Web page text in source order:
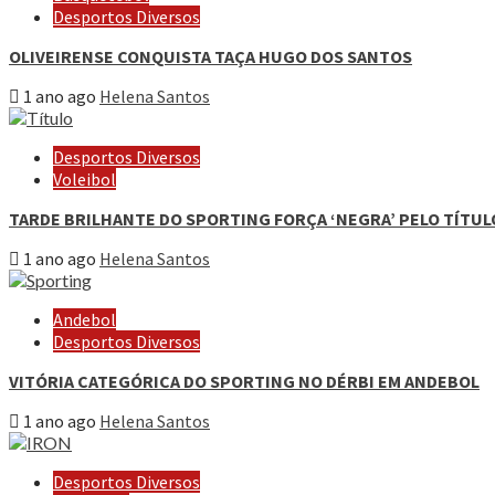
Desportos Diversos
OLIVEIRENSE CONQUISTA TAÇA HUGO DOS SANTOS
1 ano ago Helena Santos
Desportos Diversos
Voleibol
TARDE BRILHANTE DO SPORTING FORÇA ‘NEGRA’ PELO
1 ano ago Helena Santos
Andebol
Desportos Diversos
VITÓRIA CATEGÓRICA DO SPORTING NO DÉRBI EM ANDEBOL
1 ano ago Helena Santos
Desportos Diversos